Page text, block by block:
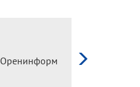
Оренинформ